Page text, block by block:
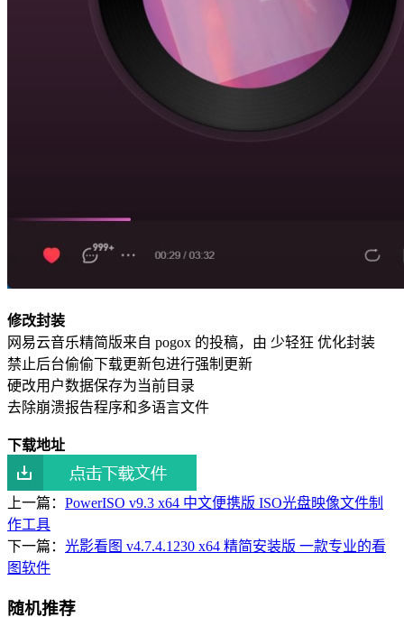
修改封装
网易云音乐精简版来自 pogox 的投稿，由 少轻狂 优化封装
禁止后台偷偷下载更新包进行强制更新
硬改用户数据保存为当前目录
去除崩溃报告程序和多语言文件
下载地址
上一篇： PowerISO v9.3 x64 中文便携版 ISO光盘映像文件制
作工具
下一篇： 光影看图 v4.7.4.1230 x64 精简安装版 一款专业的看
图软件
随机推荐